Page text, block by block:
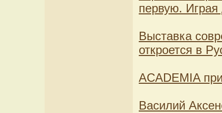
первую. Играя
Выставка
откроется в
ACADEMIA
Василий